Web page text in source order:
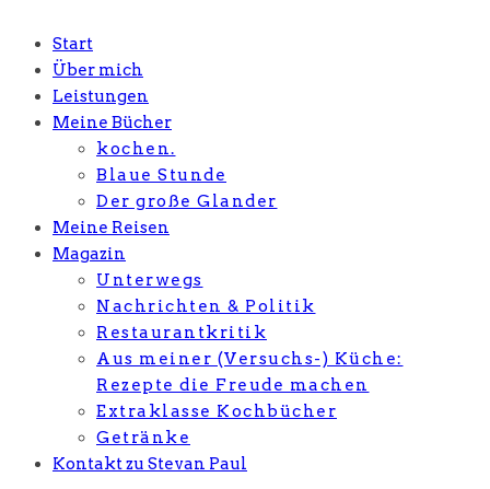
Start
Über mich
Leistungen
Meine Bücher
kochen.
Blaue Stunde
Der große Glander
Meine Reisen
Magazin
Unterwegs
Nachrichten & Politik
Restaurantkritik
Aus meiner (Versuchs-) Küche:
Rezepte die Freude machen
Extraklasse Kochbücher
Getränke
Kontakt zu Stevan Paul